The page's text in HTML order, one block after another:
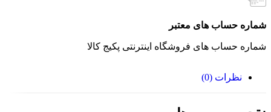
شماره حساب های معتبر
شماره حساب های فروشگاه اینترنتی پکیج کالا
نظرات (0)